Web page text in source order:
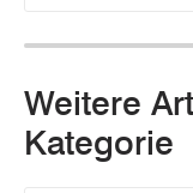
Weitere
Kategorie